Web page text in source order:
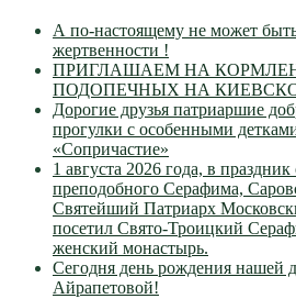
А по-настоящему не может
жертвенности !
ПРИГЛАШАЕМ НА
ПОДОПЕЧНЫХ НА
Дорогие друзья патриаршие
прогулки с особенными
«Сопричастие»
1 августа 2026 года, в
преподобного Серафима,
Святейший Патриарх
посетил Свято-Троицкий
женский монастырь.
Сегодня день рождения нашей
Айрапетовой!